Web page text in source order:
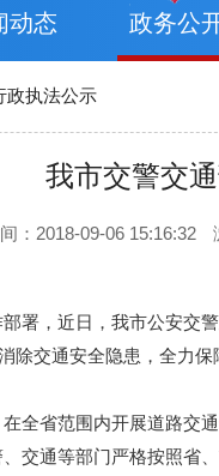
动态 政务公
政执法公示
我市交警交
：2018-09-06 15:16:32
署，近日，我市公安交
除交通安全隐患，全力保
全省范围内开展道路交
交通等部门严格按照省